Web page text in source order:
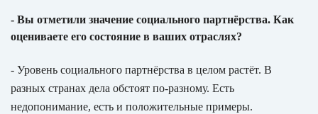
- Вы отметили значение социального партнёрства. Как
оцениваете его состояние в ваших отраслях?
- Уровень социального партнёрства в целом растёт. В
разных странах дела обстоят по-разному. Есть
недопонимание, есть и положительные примеры.